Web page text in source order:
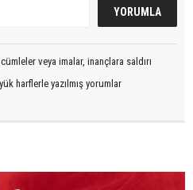
veya imalar, inançlara saldırı
harflerle yazılmış yorumlar